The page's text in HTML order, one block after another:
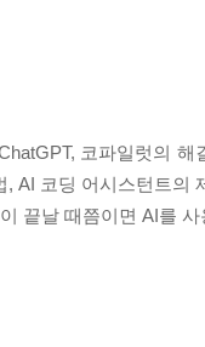
코파일럿의
AI 코딩 어시스턴트의
끝날 때쯤이면 AI를